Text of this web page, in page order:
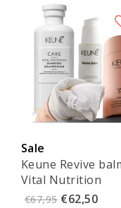
Sale
Keune Revive
Vital Nutrition
shampoo
€67,95 €62,50